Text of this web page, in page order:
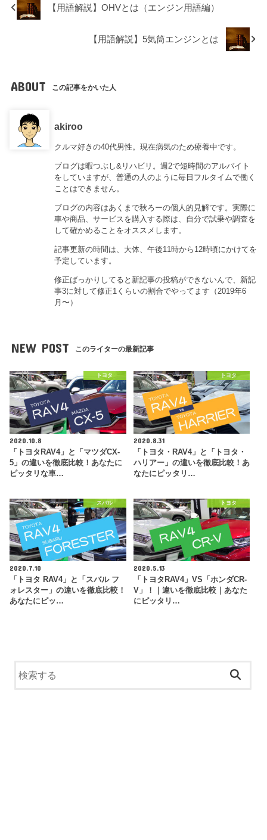
【用語解説】OHVとは（エンジン用語編）
【用語解説】5気筒エンジンとは
ABOUT この記事をかいた人
akiroo
クルマ好きの40代男性。現在病気のため療養中です。
ブログは暇つぶし&リハビリ。週2で短時間のアルバイト
をしていますが、普通の人のように毎日フルタイムで働く
ことはできません。
ブログの内容はあくまで秋ろーの個人的見解です。実際に
車や商品、サービスを購入する際は、自分で試乗や調査を
して確かめることをオススメします。
記事更新の時間は、大体、午後11時から12時頃にかけてを
予定しています。
修正ばっかりしてると新記事の投稿ができないんで、新記
事3に対して修正1くらいの割合でやってます（2019年6
月〜）
NEW POST このライターの最新記事
トヨタ
2020.10.8
「トヨタRAV4」と「マツダCX-
5」の違いを徹底比較！あなたに
ピッタリな車…
トヨタ
2020.8.31
「トヨタ・RAV4」と「トヨタ・
ハリアー」の違いを徹底比較！あ
なたにピッタリ…
スバル
2020.7.10
「トヨタ RAV4」と「スバル フ
ォレスター」の違いを徹底比較！
あなたにピッ…
トヨタ
2020.5.13
「トヨタRAV4」VS「ホンダCR-
V」！｜違いを徹底比較｜あなた
にピッタリ…